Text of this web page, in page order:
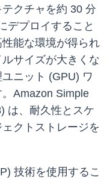
クチャを約 30 分
デプロイすること
能な環境が得られ
サイズが大きくな
ニット (GPU) ワ
Amazon Simple
は、耐久性とスケ
クトストレージを
技術を使用するこ